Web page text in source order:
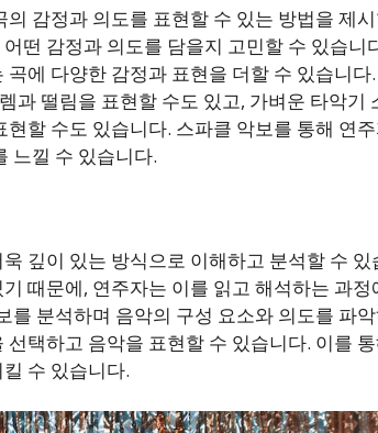
감정과 의도를 표현할 수 있는 방법을 제
떤 감정과 의도를 담을지 고민할 수 있습니
에 다양한 감정과 표현을 더할 수 있습니다
과 떨림을 표현할 수도 있고, 가벼운 타악기
할 수도 있습니다. 스파클 악보를 통해 연
느낄 수 있습니다.
깊이 있는 방식으로 이해하고 분석할 수 있
때문에, 연주자는 이를 읽고 해석하는 과정
를 분석하며 음악의 구성 요소와 의도를 파
택하고 음악을 표현할 수 있습니다. 이를
수 있습니다.